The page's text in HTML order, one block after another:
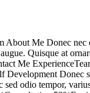
Me Donec
Quisque at
Me
Donec
odio tempor,